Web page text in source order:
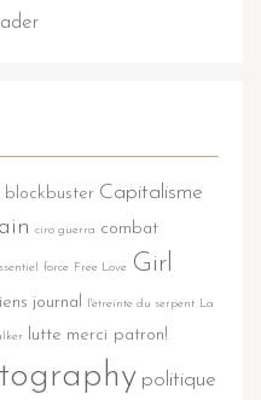
blockbuster Capitalisme
ciro guerra combat
force Free Love Girl
journal l'étreinte du serpent La
lutte merci patron!
politique